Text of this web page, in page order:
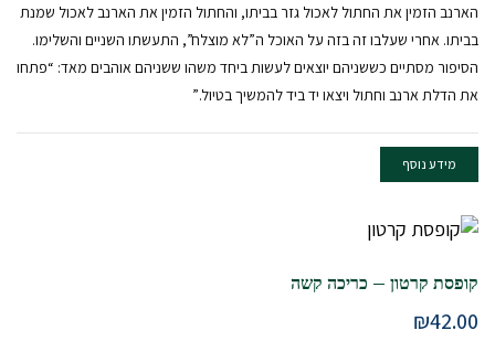
הארנב הזמין את החתול לאכול גזר בביתו, והחתול הזמין את הארנב לאכול שמנת
בביתו. אחרי שעלבו זה בזה על האוכל ה”לא מוצלח”, התעשתו השניים והשלימו.
הסיפור מסתיים כששניהם יוצאים לעשות ביחד משהו ששניהם אוהבים מאד: “פתחו
את הדלת ארנב וחתול ויצאו יד ביד להמשיך בטיול.”
מידע נוסף
קופסת קרטון – כריכה קשה
₪42.00